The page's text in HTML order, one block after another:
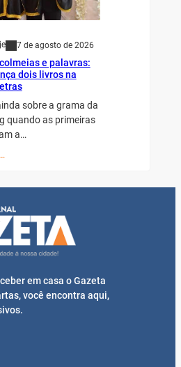
7 de agosto de 2026
e palavras:
dois livros na
sobre a grama da
quando as primeiras
a…
em casa o Gazeta
você encontra aqui,